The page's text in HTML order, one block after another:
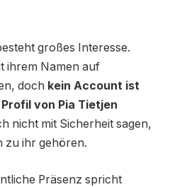
großes Interesse.
ihrem Namen auf
doch kein Account ist
von Pia Tietjen
nicht mit Sicherheit sagen,
zu ihr gehören.
Präsenz spricht